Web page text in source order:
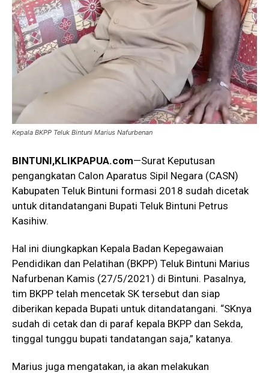
Kepala BKPP Teluk Bintuni Marius Nafurbenan
BINTUNI,KLIKPAPUA.com—Surat Keputusan
pengangkatan Calon Aparatus Sipil Negara (CASN)
Kabupaten Teluk Bintuni formasi 2018 sudah dicetak
untuk ditandatangani Bupati Teluk Bintuni Petrus
Kasihiw.
Hal ini diungkapkan Kepala Badan Kepegawaian
Pendidikan dan Pelatihan (BKPP) Teluk Bintuni Marius
Nafurbenan Kamis (27/5/2021) di Bintuni. Pasalnya,
tim BKPP telah mencetak SK tersebut dan siap
diberikan kepada Bupati untuk ditandatangani. “SKnya
sudah di cetak dan di paraf kepala BKPP dan Sekda,
tinggal tunggu bupati tandatangan saja,” katanya.
Marius juga mengatakan, ia akan melakukan